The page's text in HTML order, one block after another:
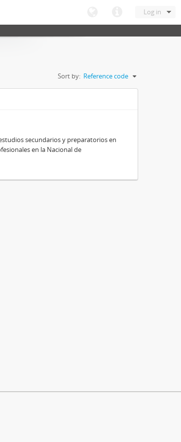
Log in
Sort by: Reference code
secundarios y preparatorios en
en la Nacional de